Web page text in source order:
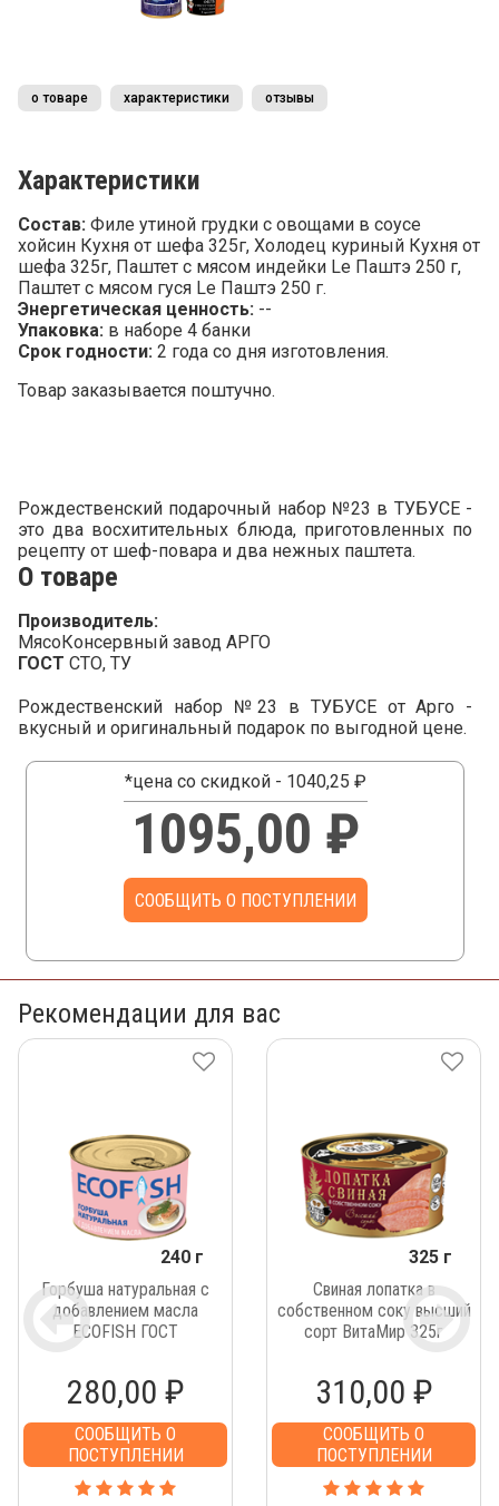
о товаре характеристики отзывы
Характеристики
Состав: Филе утиной грудки с овощами в соусе
хойсин Кухня от шефа 325г, Холодец куриный Кухня от
шефа 325г, Паштет с мясом индейки Le Паштэ 250 г,
Паштет с мясом гуся Le Паштэ 250 г.
Энергетическая ценность: --
Упаковка: в наборе 4 банки
Срок годности: 2 года со дня изготовления.
Товар заказывается поштучно.
Рождественский подарочный набор №23 в ТУБУСЕ -
это два восхитительных блюда, приготовленных по
рецепту от шеф-повара и два нежных паштета.
О товаре
Производитель:
МясоКонсервный завод АРГО
ГОСТ СТО, ТУ
Рождественский набор №23 в ТУБУСЕ от Арго -
вкусный и оригинальный подарок по выгодной цене.
*цена со скидкой - 1040,25 ₽
1095,00 ₽
СООБЩИТЬ О ПОСТУПЛЕНИИ
Рекомендации для вас
240 г
Горбуша натуральная с
добавлением масла
ECOFISH ГОСТ
280,00 ₽
СООБЩИТЬ О
ПОСТУПЛЕНИИ
325 г
Свиная лопатка в
собственном соку высший
сорт ВитаМир 325г
310,00 ₽
СООБЩИТЬ О
ПОСТУПЛЕНИИ